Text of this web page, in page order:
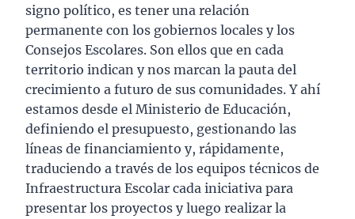
signo político, es tener una relación
permanente con los gobiernos locales y los
Consejos Escolares. Son ellos que en cada
territorio indican y nos marcan la pauta del
crecimiento a futuro de sus comunidades. Y ahí
estamos desde el Ministerio de Educación,
definiendo el presupuesto, gestionando las
líneas de financiamiento y, rápidamente,
traduciendo a través de los equipos técnicos de
Infraestructura Escolar cada iniciativa para
presentar los proyectos y luego realizar la